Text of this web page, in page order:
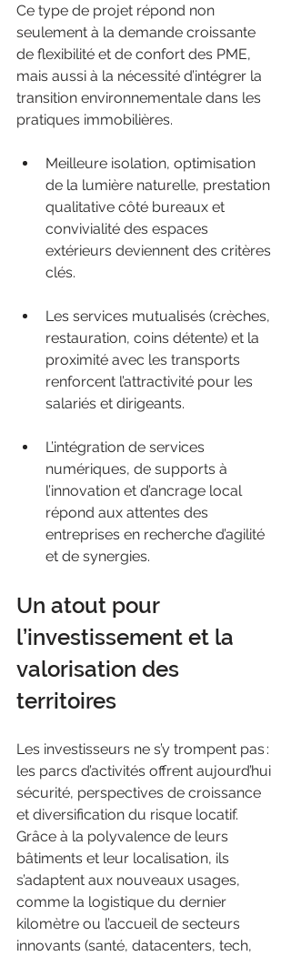
Ce type de projet répond non
seulement à la demande croissante
de flexibilité et de confort des PME,
mais aussi à la nécessité d’intégrer la
transition environnementale dans les
pratiques immobilières.
Meilleure isolation, optimisation
de la lumière naturelle, prestation
qualitative côté bureaux et
convivialité des espaces
extérieurs deviennent des critères
clés.
Les services mutualisés (crèches,
restauration, coins détente) et la
proximité avec les transports
renforcent l’attractivité pour les
salariés et dirigeants.
L’intégration de services
numériques, de supports à
l’innovation et d’ancrage local
répond aux attentes des
entreprises en recherche d’agilité
et de synergies.
Un atout pour
l’investissement et la
valorisation des
territoires
Les investisseurs ne s’y trompent pas :
les parcs d’activités offrent aujourd’hui
sécurité, perspectives de croissance
et diversification du risque locatif.
Grâce à la polyvalence de leurs
bâtiments et leur localisation, ils
s’adaptent aux nouveaux usages,
comme la logistique du dernier
kilomètre ou l’accueil de secteurs
innovants (santé, datacenters, tech,